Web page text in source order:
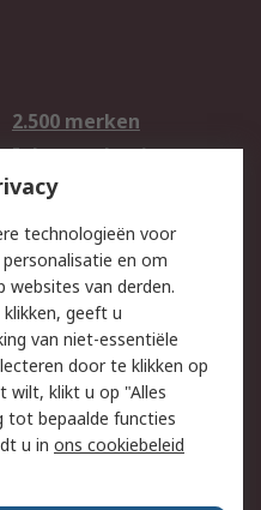
2.500 merken
Inkoopoplossingen
Technisch advies
Email veiligheid
Websitevoorwaarden
technologieën voor
en om
van derden.
geeft u
van niet-essentiële
door te klikken op
wilt, klikt u op "Alles
tot bepaalde functies
u in ons cookiebeleid